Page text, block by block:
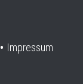
Impressum